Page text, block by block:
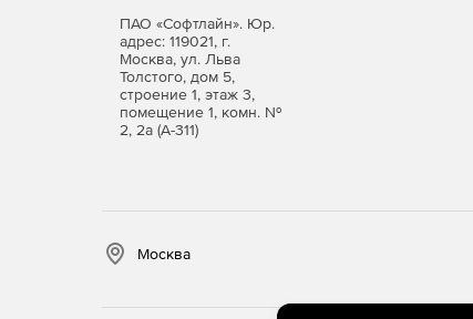
ПАО «Софтлайн». Юр.
адрес: 119021, г.
Москва, ул. Льва
Толстого, дом 5,
строение 1, этаж 3,
помещение 1, комн. №
2, 2а (А-311)
Москва